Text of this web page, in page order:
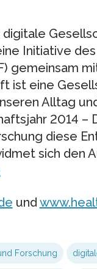
digitale
Initiative
gemeinsam
ist eine
Alltag
2014
diese
sich den
und
Forschung